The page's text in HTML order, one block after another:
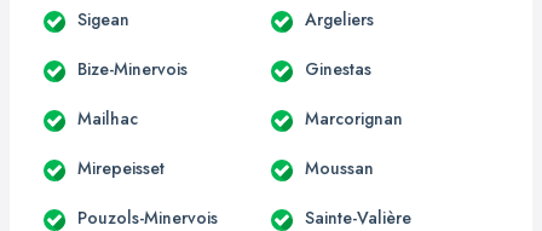
Sigean Argeliers
Bize-Minervois Ginestas
Mailhac Marcorignan
Mirepeisset Moussan
Pouzols-Minervois Sainte-Valière